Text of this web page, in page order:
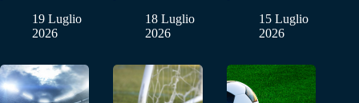
19 Luglio
2026
18 Luglio
2026
15 Luglio
2026